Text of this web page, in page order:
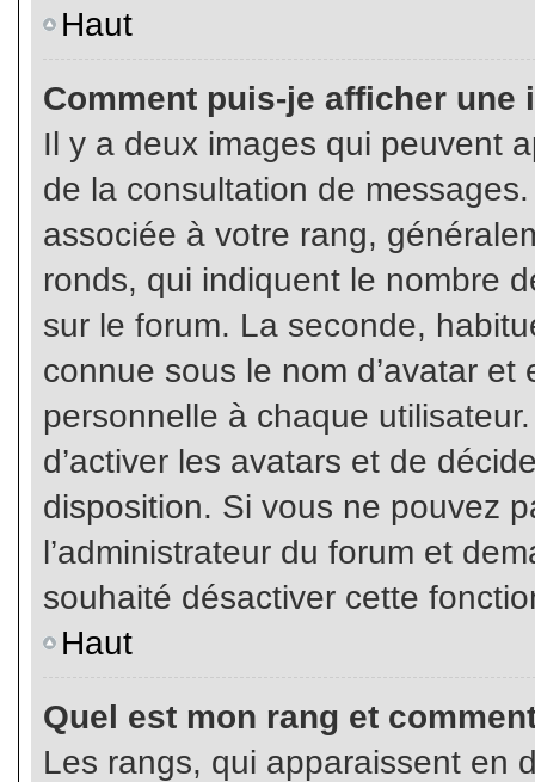
Haut
Comment puis-je afficher une
Il y a deux images qui peuvent
de la consultation de
associée à votre rang,
ronds, qui indiquent le nombre
sur le forum. La seconde,
connue sous le nom d’avatar
personnelle à chaque
d’activer les avatars et de
disposition. Si vous ne pouvez
l’administrateur du forum et
souhaité désactiver cette
Haut
Quel est mon rang et
Les rangs, qui apparaissent en